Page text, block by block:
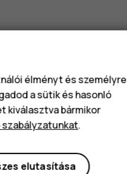
élményt és személyre
a sütik és hasonló
kiválasztva bármikor
.
elutasítása